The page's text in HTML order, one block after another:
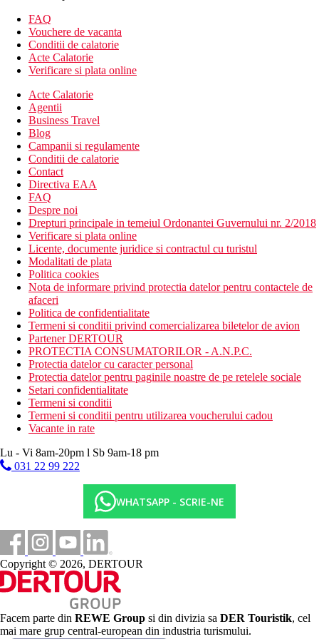
Hotelul dispune de:
camera de bagaje
birou de turism
babysitting (contra cost)
spalatorie (contra cost)
sali de conferinta & petreceri (contra cost)
sala de fitness
room service
facilitati pentru persoane cu mobilitate redusa (contra cost)
transfer de la si/sau la aeroport (contra cost)
parcare
piscina pentru copii
club pentru copii
restaurante
baruri
Wifi
aer conditionat
Descrierea plajei
plaja cu nisip si pietris se afla la 200 de metri de hotel
sezlonguri, umbrele si prosoape de plaja sunt disponibile
gratuit
Activitati sportive gratuite
aerobic
darts
karaoke
tenis de masa
teren de joaca pentru copii
teren de tenis
plaja
muzica/spectacol live
Activitati sportive contra cost
masaj
sauna
ciclism (in afara locatiei)
biliard
teren de golf (la maxim 3 km)
inchiriere de biciclete
Masa
All inclusive – mic dejun, pranz si cina tip bufet. Gustari usoare
FAQ
Vouchere de vacanta
Conditii de calatorie
Acte Calatorie
Verificare si plata online
Acte Calatorie
Agentii
Business Travel
Blog
Campanii si regulamente
Conditii de calatorie
Contact
Directiva EAA
FAQ
Despre noi
Drepturi principale in temeiul Ordonantei Guvernului nr. 2/2018
Verificare si plata online
Licente, documente juridice si contractul cu turistul
Modalitati de plata
Politica cookies
Nota de informare privind protectia datelor pentru contactele de
afaceri
Politica de confidentialitate
Termeni si conditii privind comercializarea biletelor de avion
Partener DERTOUR
PROTECTIA CONSUMATORILOR - A.N.P.C.
Protectia datelor cu caracter personal
Protectia datelor pentru paginile noastre de pe retelele sociale
Setari confidentialitate
Termeni si conditii
Termeni si conditii pentru utilizarea voucherului cadou
Vacante in rate
Lu - Vi 8am-20pm l Sb 9am-18 pm
031 22 99 222
WHATSAPP - SCRIE-NE
Copyright © 2026, DERTOUR
Facem parte din REWE Group si din divizia sa DER Touristik, cel
mai mare grup central-european din industria turismului.